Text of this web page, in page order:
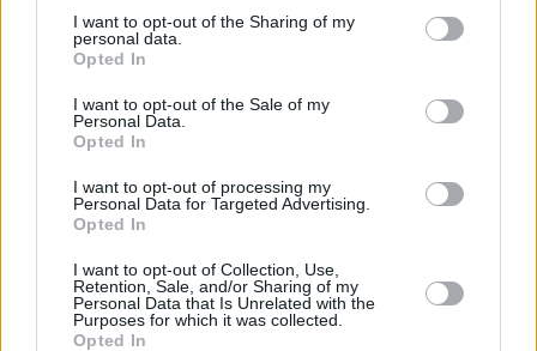
not limited to your visit or usage behaviour. You may click to
grant or deny consent to Google and its third-party tags to
use your data for below specified purposes in below Google
consent section.
I want to opt-out of the Sharing of my
personal data.
Opted In
I want to opt-out of the Sale of my
Personal Data.
Opted In
I want to opt-out of processing my
Personal Data for Targeted Advertising.
Opted In
I want to opt-out of Collection, Use,
Retention, Sale, and/or Sharing of my
Personal Data that Is Unrelated with the
Purposes for which it was collected.
Opted In
03/NOV/24 21:28
Επέστρεψε ο Κορκμάζ στη νίκη της Μονακό, έβαλε 115
& Κορκμάζ
07/OCT/24 18:48
Η Μονακό ενδιαφέρεται για την περίπτωση του 27χρονου
Αμερικανού γκαρντ, Αντόνιο Μπλέικνι, για να καλύψει τα
κενά των τραυματιών...